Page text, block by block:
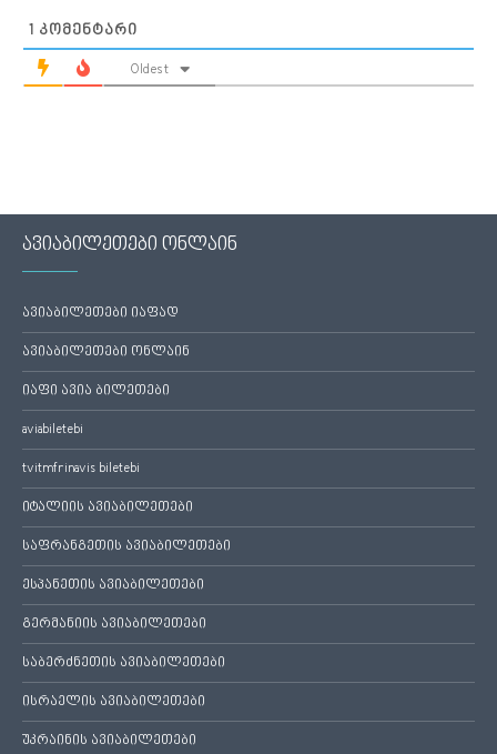
1 ᲙᲝᲛᲔᲜᲢᲐᲠᲘ
Oldest
ავიაბილეთები ონლაინ
ავიაბილეთები იაფად
ავიაბილეთები ონლაინ
იაფი ავია ბილეთები
aviabiletebi
tvitmfrinavis biletebi
იტალიის ავიაბილეთები
საფრანგეთის ავიაბილეთები
ესპანეთის ავიაბილეთები
გერმანიის ავიაბილეთები
საბერძნეთის ავიაბილეთები
ისრაელის ავიაბილეთები
უკრაინის ავიაბილეთები